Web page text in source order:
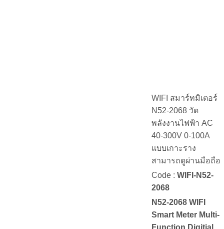
WIFI สมาร์ทมิเตอร์
N52-2068 วัด
พลังงานไฟฟ้า AC
40-300V 0-100A
แบบเกาะราง
สามารถดูผ่านมือถือ
Code : WIFI-N52-
2068
N52-2068 WIFI
Smart Meter Multi-